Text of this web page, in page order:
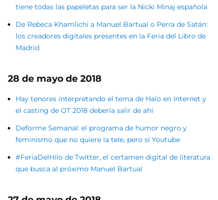
tiene todas las papeletas para ser la Nicki Minaj española
De Rebeca Khamlichi a Manuel Bartual o Perra de Satán:
los creadores digitales presentes en la Feria del Libro de
Madrid
28 de mayo de 2018
Hay tenores interpretando el tema de Halo en Internet y
el casting de OT 2018 debería salir de ahí
Deforme Semanal: el programa de humor negro y
feminismo que no quiere la tele, pero sí Youtube
#FeriaDelHilo de Twitter, el certamen digital de literatura
que busca al próximo Manuel Bartual